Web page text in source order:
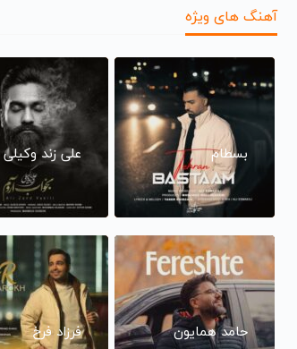
آهنگ های ویژه
بسطام علی زند وکیلی
حامد همایون فرزاد فرخ